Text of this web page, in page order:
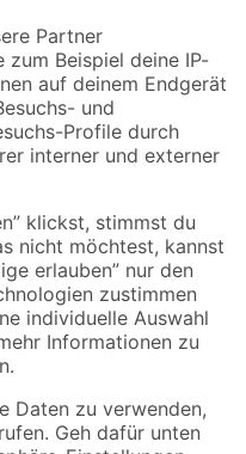
Angebote sind unter